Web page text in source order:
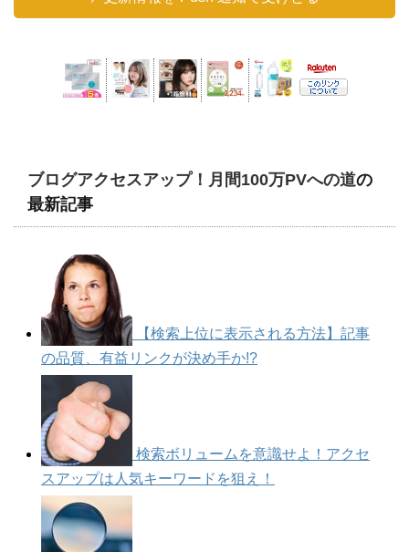
ブログアクセスアップ！月間100万PVへの道の
最新記事
【検索上位に表示される方法】記事
の品質、有益リンクが決め手か!?
検索ボリュームを意識せよ！アクセ
スアップは人気キーワードを狙え！